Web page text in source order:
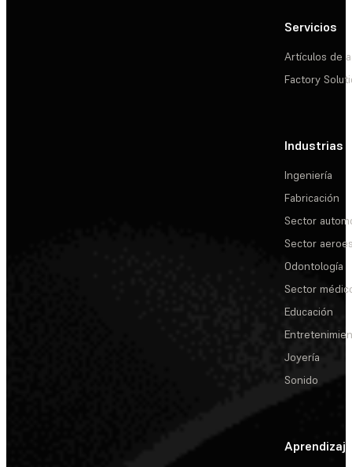
Servicios
Artículos de
Factory
Industrias
Ingeniería
Fabricación
Sector
Sector
Odontología
Sector
Educación
Joyería
Sonido
Aprendizaje